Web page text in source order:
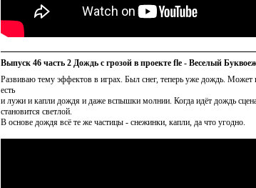
Выпуск 46 часть 2 Дождь с грозой в проекте fle - Веселый
Развиваю тему эффектов в играх. Был снег, теперь уже дождь. Может
есть
и лужи и капли дождя и даже вспышки молнии. Когда идёт дождь сцена
становится светлой.
В основе дождя всё те же частицы - снежинки, капли, да что угодно.